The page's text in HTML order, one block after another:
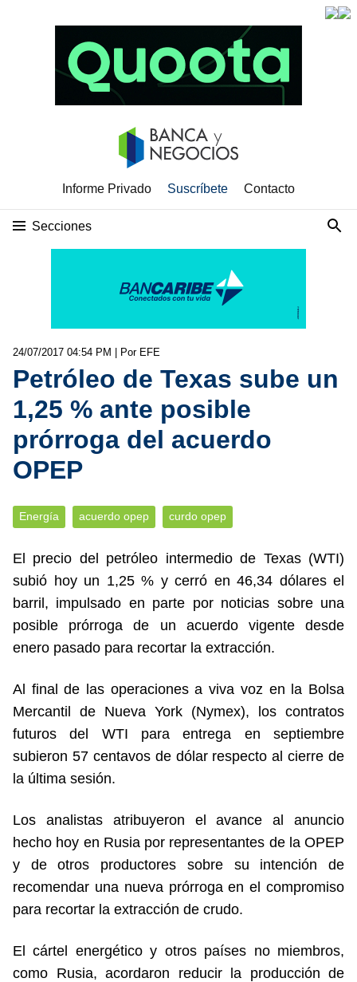
Informe Privado Suscríbete Contacto
Secciones
24/07/2017 04:54 PM | Por EFE
Petróleo de Texas sube un
1,25 % ante posible
prórroga del acuerdo
OPEP
Energía acuerdo opep curdo opep
El precio del petróleo intermedio de Texas (WTI)
subió hoy un 1,25 % y cerró en 46,34 dólares el
barril, impulsado en parte por noticias sobre una
posible prórroga de un acuerdo vigente desde
enero pasado para recortar la extracción.
Al final de las operaciones a viva voz en la Bolsa
Mercantil de Nueva York (Nymex), los contratos
futuros del WTI para entrega en septiembre
subieron 57 centavos de dólar respecto al cierre de
la última sesión.
Los analistas atribuyeron el avance al anuncio
hecho hoy en Rusia por representantes de la OPEP
y de otros productores sobre su intención de
recomendar una nueva prórroga en el compromiso
para recortar la extracción de crudo.
El cártel energético y otros países no miembros,
como Rusia, acordaron reducir la producción de